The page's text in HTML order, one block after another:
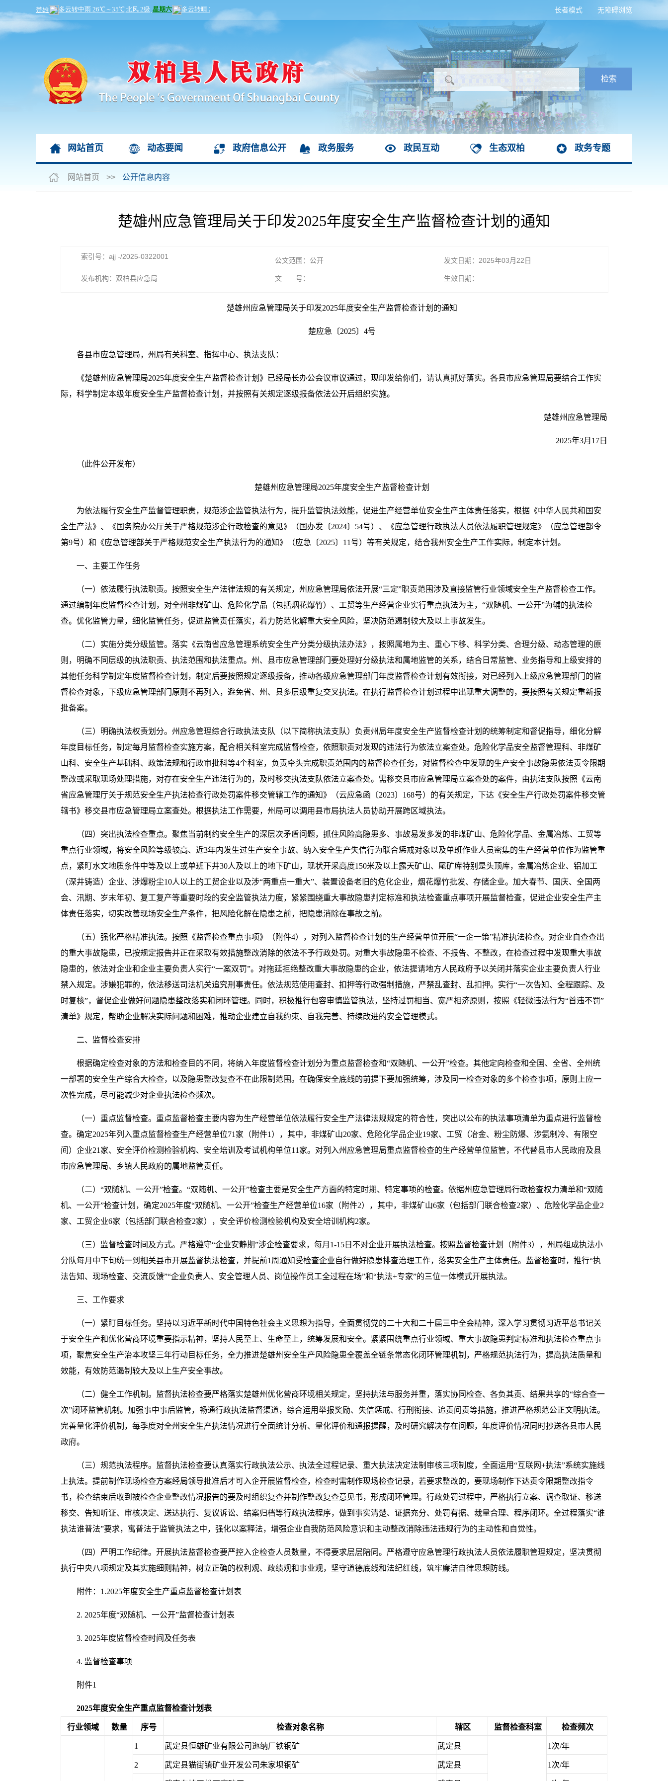
无障碍浏览
长者模式
网站首页 动态要闻 政府信息公开 政务服务 政民互动 生态双柏 政务专题
网站首页 >> 公开信息内容
楚雄州应急管理局关于印发2025年度安全生产监督检查计划的通知
索引号：ajj -/2025-0322001 公文范围：公开 发文日期：2025年03月22日
发布机构：双柏县应急局 文 号： 生效日期：
楚雄州应急管理局关于印发2025年度安全生产监督检查计划的通知
楚应急〔2025〕4号
各县市应急管理局，州局有关科室、指挥中心、执法支队：
《楚雄州应急管理局2025年度安全生产监督检查计划》已经局长办公会议审议通过，现印发给你们，请认真抓好落实。各县市应急管理局要结合工作实
际，科学制定本级年度安全生产监督检查计划，并按照有关规定逐级报备依法公开后组织实施。
楚雄州应急管理局
2025年3月17日
（此件公开发布）
楚雄州应急管理局2025年度安全生产监督检查计划
为依法履行安全生产监督管理职责，规范涉企监管执法行为，提升监管执法效能，促进生产经营单位安全生产主体责任落实，根据《中华人民共和国安
全生产法》、《国务院办公厅关于严格规范涉企行政检查的意见》（国办发〔2024〕54号）、《应急管理行政执法人员依法履职管理规定》（应急管理部令
第9号）和《应急管理部关于严格规范安全生产执法行为的通知》（应急〔2025〕11号）等有关规定，结合我州安全生产工作实际，制定本计划。
一、主要工作任务
（一）依法履行执法职责。按照安全生产法律法规的有关规定，州应急管理局依法开展“三定”职责范围涉及直接监管行业领域安全生产监督检查工作。
通过编制年度监督检查计划，对全州非煤矿山、危险化学品（包括烟花爆竹）、工贸等生产经营企业实行重点执法为主，“双随机、一公开”为辅的执法检
查。优化监管力量，细化监管任务，促进监管责任落实，着力防范化解重大安全风险，坚决防范遏制较大及以上事故发生。
（二）实施分类分级监管。落实《云南省应急管理系统安全生产分类分级执法办法》，按照属地为主、重心下移、科学分类、合理分级、动态管理的原
则，明确不同层级的执法职责、执法范围和执法重点。州、县市应急管理部门要处理好分级执法和属地监管的关系，结合日常监管、业务指导和上级安排的
其他任务科学制定年度监督检查计划，制定后要按照规定逐级报备，推动各级应急管理部门年度监督检查计划有效衔接，对已经列入上级应急管理部门的监
督检查对象，下级应急管理部门原则不再列入，避免省、州、县多层级重复交叉执法。在执行监督检查计划过程中出现重大调整的，要按照有关规定重新报
批备案。
（三）明确执法权责划分。州应急管理综合行政执法支队（以下简称执法支队）负责州局年度安全生产监督检查计划的统筹制定和督促指导，细化分解
年度目标任务，制定每月监督检查实施方案，配合相关科室完成监督检查，依照职责对发现的违法行为依法立案查处。危险化学品安全监督管理科、非煤矿
山科、安全生产基础科、政策法规和行政审批科等4个科室，负责牵头完成职责范围内的监督检查任务，对监督检查中发现的生产安全事故隐患依法责令限期
整改或采取现场处理措施，对存在安全生产违法行为的，及时移交执法支队依法立案查处。需移交县市应急管理局立案查处的案件，由执法支队按照《云南
省应急管理厅关于规范安全生产执法检查行政处罚案件移交管辖工作的通知》（云应急函〔2023〕168号）的有关规定，下达《安全生产行政处罚案件移交管
辖书》移交县市应急管理局立案查处。根据执法工作需要，州局可以调用县市局执法人员协助开展跨区域执法。
（四）突出执法检查重点。聚焦当前制约安全生产的深层次矛盾问题，抓住风险高隐患多、事故易发多发的非煤矿山、危险化学品、金属冶炼、工贸等
重点行业领域，将安全风险等级较高、近3年内发生过生产安全事故、纳入安全生产失信行为联合惩戒对象以及单班作业人员密集的生产经营单位作为监管重
点，紧盯水文地质条件中等及以上或单班下井30人及以上的地下矿山，现状开采高度150米及以上露天矿山、尾矿库特别是头顶库，金属冶炼企业、铝加工
（深井铸造）企业、涉爆粉尘10人以上的工贸企业以及涉“两重点一重大”、装置设备老旧的危化企业，烟花爆竹批发、存储企业。加大春节、国庆、全国两
会、汛期、岁末年初、复工复产等重要时段的安全监管执法力度，紧紧围绕重大事故隐患判定标准和执法检查重点事项开展监督检查，促进企业安全生产主
体责任落实，切实改善现场安全生产条件，把风险化解在隐患之前，把隐患消除在事故之前。
（五）强化严格精准执法。按照《监督检查重点事项》（附件4），对列入监督检查计划的生产经营单位开展“一企一策”精准执法检查。对企业自查查出
的重大事故隐患，已按规定报告并正在采取有效措施整改消除的依法不予行政处罚。对重大事故隐患不检查、不报告、不整改，在检查过程中发现重大事故
隐患的，依法对企业和企业主要负责人实行“一案双罚”。对拖延拒绝整改重大事故隐患的企业，依法提请地方人民政府予以关闭并落实企业主要负责人行业
禁入规定。涉嫌犯罪的，依法移送司法机关追究刑事责任。依法规范使用查封、扣押等行政强制措施，严禁乱查封、乱扣押。实行“一次告知、全程跟踪、及
时复核”，督促企业做好问题隐患整改落实和闭环管理。同时，积极推行包容审慎监管执法，坚持过罚相当、宽严相济原则，按照《轻微违法行为“首违不罚”
清单》规定，帮助企业解决实际问题和困难，推动企业建立自我约束、自我完善、持续改进的安全管理模式。
二、监督检查安排
根据确定检查对象的方法和检查目的不同，将纳入年度监督检查计划分为重点监督检查和“双随机、一公开”检查。其他定向检查和全国、全省、全州统
一部署的安全生产综合大检查，以及隐患整改复查不在此限制范围。在确保安全底线的前提下要加强统筹，涉及同一检查对象的多个检查事项，原则上应一
次性完成，尽可能减少对企业执法检查频次。
（一）重点监督检查。重点监督检查主要内容为生产经营单位依法履行安全生产法律法规规定的符合性，突出以公布的执法事项清单为重点进行监督检
查。确定2025年列入重点监督检查生产经营单位71家（附件1），其中，非煤矿山20家、危险化学品企业19家、工贸（冶金、粉尘防爆、涉氨制冷、有限空
间）企业21家、安全评价检测检验机构、安全培训及考试机构单位11家。对列入州应急管理局重点监督检查的生产经营单位监管，不代替县市人民政府及县
市应急管理局、乡镇人民政府的属地监管责任。
（二）“双随机、一公开”检查。“双随机、一公开”检查主要是安全生产方面的特定时期、特定事项的检查。依据州应急管理局行政检查权力清单和“双随
机、一公开”检查计划，确定2025年度“双随机、一公开”检查生产经营单位16家（附件2），其中，非煤矿山6家（包括部门联合检查2家）、危险化学品企业2
家、工贸企业6家（包括部门联合检查2家），安全评价检测检验机构及安全培训机构2家。
（三）监督检查时间及方式。严格遵守“企业安静期”涉企检查要求，每月1-15日不对企业开展执法检查。按照监督检查计划（附件3），州局组成执法小
分队每月中下旬统一到相关县市开展监督执法检查，并提前1周通知受检查企业自行做好隐患排查治理工作，落实安全生产主体责任。监督检查时，推行“执
法告知、现场检查、交流反馈”“企业负责人、安全管理人员、岗位操作员工全过程在场”和“执法+专家”的三位一体模式开展执法。
三、工作要求
（一）紧盯目标任务。坚持以习近平新时代中国特色社会主义思想为指导，全面贯彻党的二十大和二十届三中全会精神，深入学习贯彻习近平总书记关
于安全生产和优化营商环境重要指示精神，坚持人民至上、生命至上，统筹发展和安全。紧紧围绕重点行业领域、重大事故隐患判定标准和执法检查重点事
项，聚焦安全生产治本攻坚三年行动目标任务，全力推进楚雄州安全生产风险隐患全覆盖全链条常态化闭环管理机制，严格规范执法行为，提高执法质量和
效能，有效防范遏制较大及以上生产安全事故。
（二）健全工作机制。监督执法检查要严格落实楚雄州优化营商环境相关规定，坚持执法与服务并重，落实协同检查、各负其责、结果共享的“综合查一
次”闭环监管机制。加强事中事后监管，畅通行政执法监督渠道，综合运用举报奖励、失信惩戒、行刑衔接、追责问责等措施，推进严格规范公正文明执法。
完善量化评价机制，每季度对全州安全生产执法情况进行全面统计分析、量化评价和通报提醒，及时研究解决存在问题，年度评价情况同时抄送各县市人民
政府。
（三）规范执法程序。监督执法检查要认真落实行政执法公示、执法全过程记录、重大执法决定法制审核三项制度，全面运用“互联网+执法”系统实施线
上执法。提前制作现场检查方案经局领导批准后才可入企开展监督检查，检查时需制作现场检查记录，若要求整改的，要现场制作下达责令限期整改指令
书，检查结束后收到被检查企业整改情况报告的要及时组织复查并制作整改复查意见书，形成闭环管理。行政处罚过程中，严格执行立案、调查取证、移送
移交、告知听证、审核决定、送达执行、复议诉讼、结案归档等行政执法程序，做到事实清楚、证据充分、处罚有据、裁量合理、程序闭环。全过程落实“谁
执法谁普法”要求，寓普法于监管执法之中，强化以案释法，增强企业自我防范风险意识和主动整改消除违法违规行为的主动性和自觉性。
（四）严明工作纪律。开展执法监督检查要严控入企检查人员数量，不得要求层层陪同。严格遵守应急管理行政执法人员依法履职管理规定，坚决贯彻
执行中央八项规定及其实施细则精神，树立正确的权利观、政绩观和事业观，坚守道德底线和法纪红线，筑牢廉洁自律思想防线。
附件：1.2025年度安全生产重点监督检查计划表
2. 2025年度“双随机、一公开”监督检查计划表
3. 2025年度监督检查时间及任务表
4. 监督检查事项
附件1
2025年度安全生产重点监督检查计划表
行业领域 数量 序号 检查对象名称 辖区 监督检查科室 检查频次
1 武定县恒雄矿业有限公司迤纳厂铁铜矿 武定县 1次/年
2 武定县猫街镇矿业开发公司朱家坝铜矿 武定县 1次/年